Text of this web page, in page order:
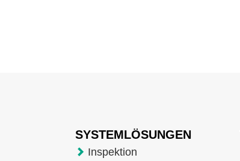
SYSTEMLÖSUNGEN
Inspektion